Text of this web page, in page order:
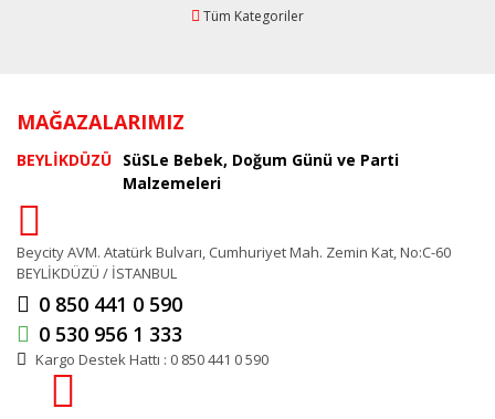
Tüm Kategoriler
MAĞAZALARIMIZ
BEYLİKDÜZÜ SüSLe Bebek, Doğum Günü ve Parti
Malzemeleri
Beycity AVM. Atatürk Bulvarı, Cumhuriyet Mah. Zemin Kat, No:C-60
BEYLİKDÜZÜ / İSTANBUL
0 850 441 0 590
0 530 956 1 333
Kargo Destek Hattı : 0 850 441 0 590